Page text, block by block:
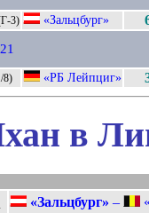
3) «Зальцбург»
8) «РБ Лейпциг»
в
«Зальцбург» –